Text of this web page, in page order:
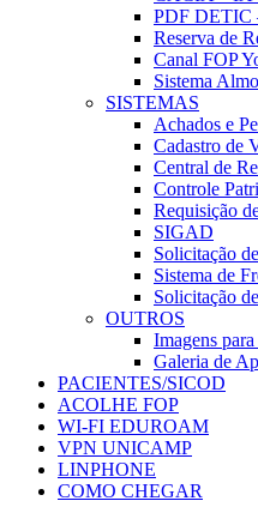
PDF DETIC
Reserva de
Canal FOP
Sistema
SISTEMAS
Achados e
Cadastro de
Central de
Controle
Requisição
SIGAD
Solicitação
Sistema de
Solicitação
OUTROS
Imagens
Galeria de
PACIENTES/SICOD
ACOLHE FOP
WI-FI EDUROAM
VPN UNICAMP
LINPHONE
COMO CHEGAR